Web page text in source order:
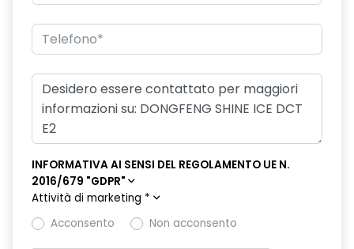
INFORMATIVA AI SENSI DEL REGOLAMENTO UE N.
2016/679 "GDPR"
Attività di marketing *
Acconsento
Non acconsento